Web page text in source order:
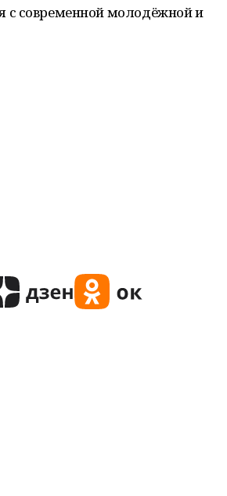
с современной молодёжной и